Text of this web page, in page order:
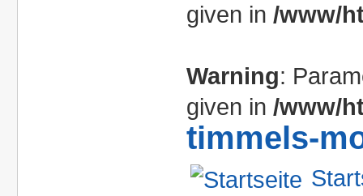
given in /www/
Warning:
given in /www/
timmels-